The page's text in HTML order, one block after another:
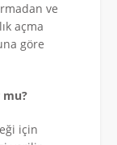
ve
açma
göre
mu?
için